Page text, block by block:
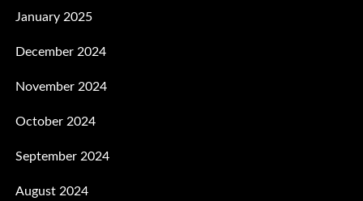
January 2025
December 2024
November 2024
October 2024
September 2024
August 2024